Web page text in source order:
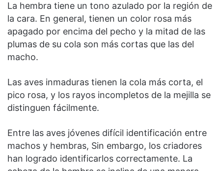
La hembra tiene un tono azulado por la región de
la cara. En general, tienen un color rosa más
apagado por encima del pecho y la mitad de las
plumas de su cola son más cortas que las del
macho.
Las aves inmaduras tienen la cola más corta, el
pico rosa, y los rayos incompletos de la mejilla se
distinguen fácilmente.
Entre las aves jóvenes difícil identificación entre
machos y hembras, Sin embargo, los criadores
han logrado identificarlos correctamente. La